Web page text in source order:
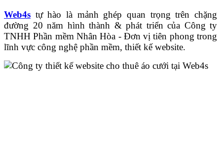
Web4s tự hào là mảnh ghép quan trọng trên chặng
đường 20 năm hình thành & phát triển của Công ty
TNHH Phần mềm Nhân Hòa - Đơn vị tiên phong trong
lĩnh vực công nghệ phần mềm, thiết kế website.